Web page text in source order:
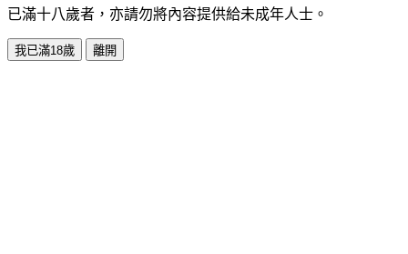
已滿十八歲者，亦請勿將內容提供給未成年人士。
我已滿18歲 離開